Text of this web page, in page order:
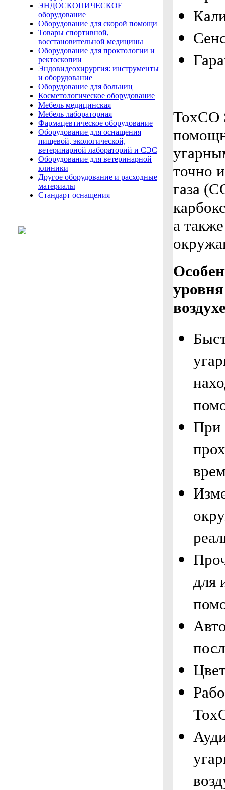
ЭНДОСКОПИЧЕСКОЕ
оборудование
Оборудование для скорой помощи
Товары спортивной,
восстановительной медицины
Оборудование для проктологии и
ректоскопии
Эндовидеохирургия: инструменты
и оборудование
Оборудование для больниц
Косметологическое оборудование
Мебель медицинская
Мебель лабораторная
Фармацевтическое оборудование
Оборудование для оснащения
пищевой, экологической,
ветеринарной лабораторий и СЭС
Оборудование для ветеринарной
клиники
Другое оборудование и расходные
материалы
Стандарт оснащения
ToxCO
точно
газа
а
При
для